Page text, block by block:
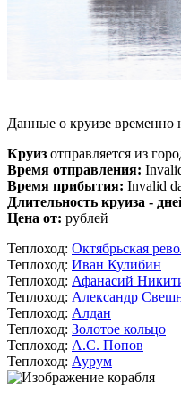
Данные о круизе временно
Круиз отправляется из
Время отправления:
Время прибытия: Invalid
Длительность круиза -
Цена от: рублей
Теплоход: Октябрьская
Теплоход: Иван Кулибин
Теплоход: Афанасий
Теплоход: Александр
Теплоход: Алдан
Теплоход: Золотое кольцо
Теплоход: А.С. Попов
Теплоход: Аурум